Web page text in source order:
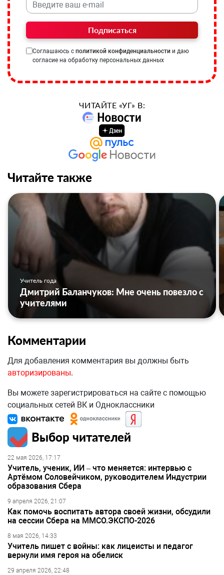
Подписаться
Соглашаюсь с политикой конфиденциальности и даю
согласие на обработку персональных данных
ЧИТАЙТЕ «УГ» В:
Читайте также
Учитель года
Дмитрий Баланчуков: Мне очень повезло с
учителями
Комментарии
Для добавления комментария вы должны быть
авторизированы.
Вы можете зарегистрироваться на сайте с помощью
социальных сетей ВК и Одноклассники
Выбор читателей
22 мая 2026, 17:17
Учитель, ученик, ИИ – что меняется: интервью с
Артёмом Соловейчиком, руководителем Индустрии
образования Сбера
9 апреля 2026, 21:07
Как помочь воспитать автора своей жизни, обсудили
на сессии Сбера на ММСО.ЭКСПО-2026
8 мая 2026, 14:33
Учитель пишет с войны: как лицеисты и педагог
вернули имя героя на обелиск
29 апреля 2026, 22:48